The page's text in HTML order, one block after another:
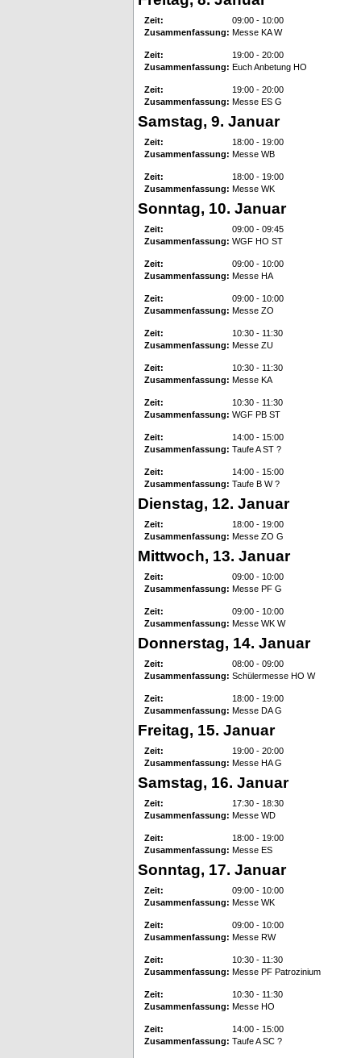
Zeit:
09:00 - 10:00
Zusammenfassung: Messe KA W
Zeit:
19:00 - 20:00
Zusammenfassung: Euch Anbetung HO
Zeit:
19:00 - 20:00
Zusammenfassung: Messe ES G
Samstag, 9. Januar
Zeit:
18:00 - 19:00
Zusammenfassung: Messe WB
Zeit:
18:00 - 19:00
Zusammenfassung: Messe WK
Sonntag, 10. Januar
Zeit:
09:00 - 09:45
Zusammenfassung: WGF HO ST
Zeit:
09:00 - 10:00
Zusammenfassung: Messe HA
Zeit:
09:00 - 10:00
Zusammenfassung: Messe ZO
Zeit:
10:30 - 11:30
Zusammenfassung: Messe ZU
Zeit:
10:30 - 11:30
Zusammenfassung: Messe KA
Zeit:
10:30 - 11:30
Zusammenfassung: WGF PB ST
Zeit:
14:00 - 15:00
Zusammenfassung: Taufe A ST ?
Zeit:
14:00 - 15:00
Zusammenfassung: Taufe B W ?
Dienstag, 12. Januar
Zeit:
18:00 - 19:00
Zusammenfassung: Messe ZO G
Mittwoch, 13. Januar
Zeit:
09:00 - 10:00
Zusammenfassung: Messe PF G
Zeit:
09:00 - 10:00
Zusammenfassung: Messe WK W
Donnerstag, 14. Januar
Zeit:
08:00 - 09:00
Zusammenfassung: Schülermesse HO W
Zeit:
18:00 - 19:00
Zusammenfassung: Messe DA G
Freitag, 15. Januar
Zeit:
19:00 - 20:00
Zusammenfassung: Messe HA G
Samstag, 16. Januar
Zeit:
17:30 - 18:30
Zusammenfassung: Messe WD
Zeit:
18:00 - 19:00
Zusammenfassung: Messe ES
Sonntag, 17. Januar
Zeit:
09:00 - 10:00
Zusammenfassung: Messe WK
Zeit:
09:00 - 10:00
Zusammenfassung: Messe RW
Zeit:
10:30 - 11:30
Zusammenfassung: Messe PF Patrozinium
Zeit:
10:30 - 11:30
Zusammenfassung: Messe HO
Zeit:
14:00 - 15:00
Zusammenfassung: Taufe A SC ?